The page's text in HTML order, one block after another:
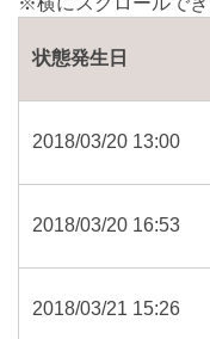
状態発生日
2018/03/20 13:00
2018/03/20 16:53
2018/03/21 15:26